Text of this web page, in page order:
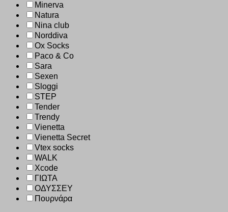
Minerva
Natura
Nina club
Norddiva
Ox Socks
Paco & Co
Sara
Sexen
Sloggi
STEP
Tender
Trendy
Vienetta
Vienetta Secret
Vtex socks
WALK
Xcode
ΓΙΩΤΑ
ΟΔΥΣΣΕΥ
Πουρνάρα